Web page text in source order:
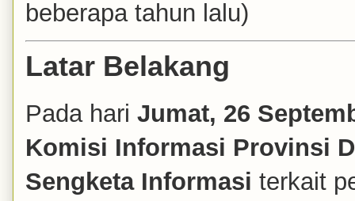
beberapa tahun lalu)
Latar Belakang
Pada hari Jumat, 26
Komisi Informasi Provinsi
Sengketa Informasi terkait